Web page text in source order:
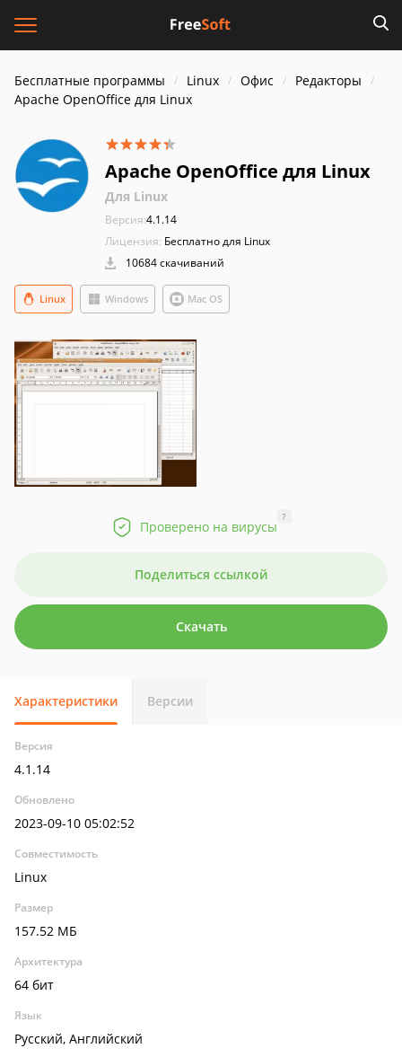
Бесплатные программы Linux Офис
Редакторы
Apache OpenOffice для Linux
Apache OpenOffice для Linux
Для Linux
Версия:4.1.14
Лицензия: Бесплатно для Linux
10684 скачиваний
Windows Mac OS
Linux
Проверено на вирусы
?
Поделиться ссылкой
Скачать
Характеристики Версии
Версия
4.1.14
Обновлено
2023-09-10 05:02:52
Совместимость
Linux
Размер
157.52 МБ
Архитектура
64 бит
Язык
Русский, Английский